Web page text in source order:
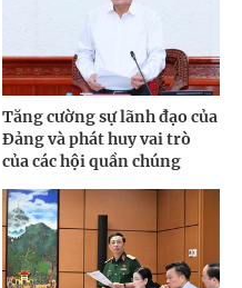
Tăng cường sự lãnh đạo của
Đảng và phát huy vai trò
của các hội quần chúng